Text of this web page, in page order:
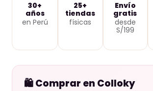
30+
años
en Perú
25+
tiendas
físicas
Envío
gratis
desde
S/199
🛍️ Comprar en Colloky